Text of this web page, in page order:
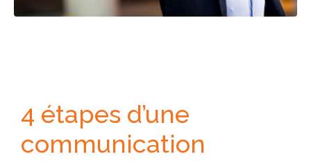
4 étapes d’une
communication